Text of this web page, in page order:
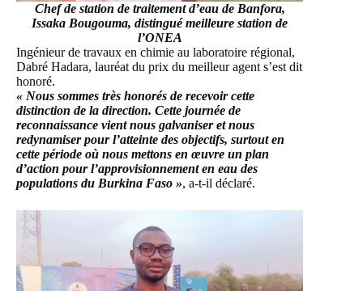
Chef de station de traitement d’eau de Banfora,
Issaka Bougouma, distingué meilleure station de
l’ONEA
Ingénieur de travaux en chimie au laboratoire régional,
Dabré Hadara, lauréat du prix du meilleur agent s’est dit
honoré.
« Nous sommes très honorés de recevoir cette
distinction de la direction. Cette journée de
reconnaissance vient nous galvaniser et nous
redynamiser pour l’atteinte des objectifs, surtout en
cette période où nous mettons en œuvre un plan
d’action pour l’approvisionnement en eau des
populations du Burkina Faso », a-t-il déclaré.